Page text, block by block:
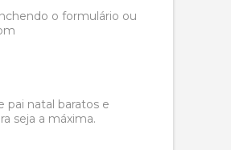
o formulário ou
pai natal baratos e
seja a máxima.